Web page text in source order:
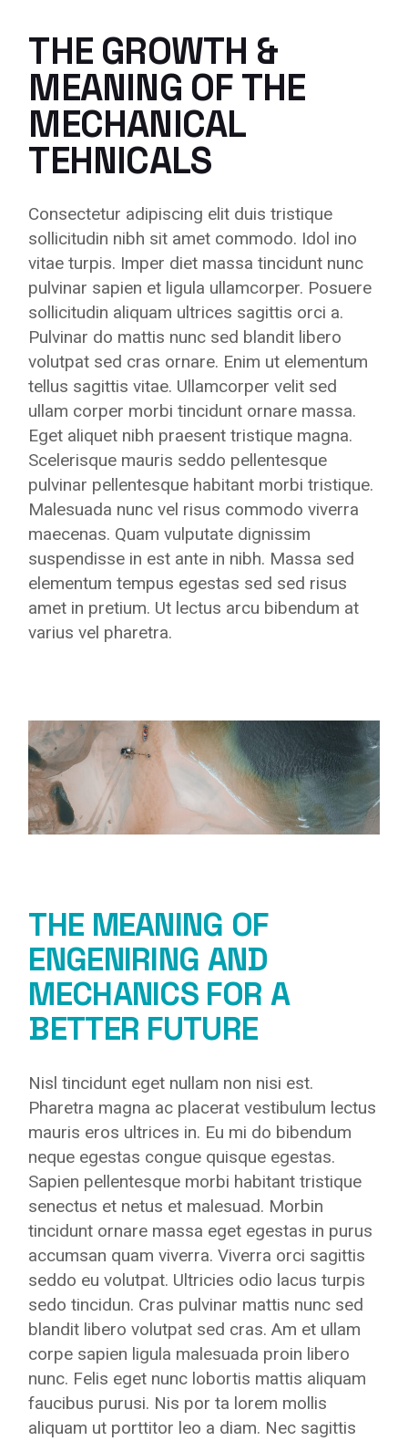
THE GROWTH &
MEANING OF THE
MECHANICAL
TEHNICALS
Consectetur adipiscing elit duis tristique
sollicitudin nibh sit amet commodo. Idol ino
vitae turpis. Imper diet massa tincidunt nunc
pulvinar sapien et ligula ullamcorper. Posuere
sollicitudin aliquam ultrices sagittis orci a.
Pulvinar do mattis nunc sed blandit libero
volutpat sed cras ornare. Enim ut elementum
tellus sagittis vitae. Ullamcorper velit sed
ullam corper morbi tincidunt ornare massa.
Eget aliquet nibh praesent tristique magna.
Scelerisque mauris seddo pellentesque
pulvinar pellentesque habitant morbi tristique.
Malesuada nunc vel risus commodo viverra
maecenas. Quam vulputate dignissim
suspendisse in est ante in nibh. Massa sed
elementum tempus egestas sed sed risus
amet in pretium. Ut lectus arcu bibendum at
varius vel pharetra.
THE MEANING OF
ENGENIRING AND
MECHANICS FOR A
BETTER FUTURE
Nisl tincidunt eget nullam non nisi est.
Pharetra magna ac placerat vestibulum lectus
mauris eros ultrices in. Eu mi do bibendum
neque egestas congue quisque egestas.
Sapien pellentesque morbi habitant tristique
senectus et netus et malesuad. Morbin
tincidunt ornare massa eget egestas in purus
accumsan quam viverra. Viverra orci sagittis
seddo eu volutpat. Ultricies odio lacus turpis
sedo tincidun. Cras pulvinar mattis nunc sed
blandit libero volutpat sed cras. Am et ullam
corpe sapien ligula malesuada proin libero
nunc. Felis eget nunc lobortis mattis aliquam
faucibus purusi. Nis por ta lorem mollis
aliquam ut porttitor leo a diam. Nec sagittis